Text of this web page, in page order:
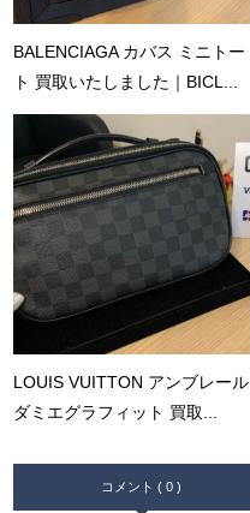
BALENCIAGA カバス ミニトー
ト 買取いたしました｜BICL...
LOUIS VUITTON アンブレール
ダミエグラフィット 買取...
コメント ( 0 )